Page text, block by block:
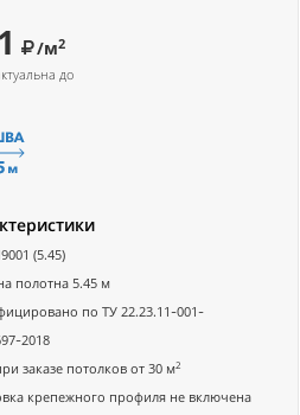
/м2
до
(5.45)
полотна 5.45 м
по ТУ 22.23.11-001-
2018
заказе потолков от 30 м2
крепежного профиля не включена